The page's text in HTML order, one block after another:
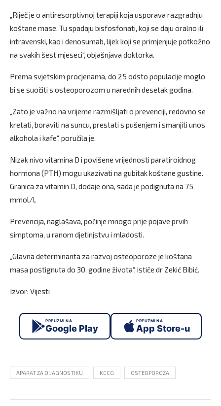
„Riječ je o antiresorptivnoj terapiji koja usporava razgradnju
koštane mase. Tu spadaju bisfosfonati, koji se daju oralno ili
intravenski, kao i denosumab, lijek koji se primjenjuje potkožno
na svakih šest mjeseci“, objašnjava doktorka.
Prema svjetskim procjenama, do 25 odsto populacije moglo
bi se suočiti s osteoporozom u narednih desetak godina.
„Zato je važno na vrijeme razmišljati o prevenciji, redovno se
kretati, boraviti na suncu, prestati s pušenjem i smanjiti unos
alkohola i kafe“, poručila je.
Nizak nivo vitamina D i povišene vrijednosti paratiroidnog
hormona (PTH) mogu ukazivati na gubitak koštane gustine.
Granica za vitamin D, dodaje ona, sada je podignuta na 75
mmol/l.
Prevencija, naglašava, počinje mnogo prije pojave prvih
simptoma, u ranom djetinjstvu i mladosti.
„Glavna determinanta za razvoj osteoporoze je koštana
masa postignuta do 30. godine života“, ističe dr Zekić Bibić.
Izvor: Vijesti
PREUZMI NA
Google Play
PREUZMI NA
App Store-u
APARAT ZA DIJAGNOSTIKU KCCG OSTEOPOROZA